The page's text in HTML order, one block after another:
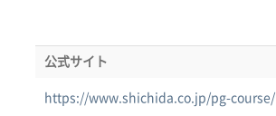
公式サイト
https://www.shichida.co.jp/pg-course/